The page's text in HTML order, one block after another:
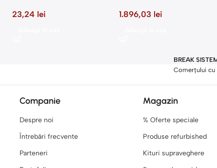
23,24 lei 1.896,03 lei
BREAK
Comerțului cu
Companie
Despre noi
Întrebări frecvente
Parteneri
Magazin
% Oferte speciale
Produse refurbished
Kituri supraveghere